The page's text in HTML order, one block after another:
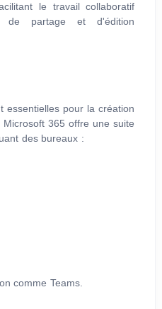
le travail collaboratif
de partage et d'édition
essentielles pour la création
365 offre une suite
des bureaux :
comme Teams.